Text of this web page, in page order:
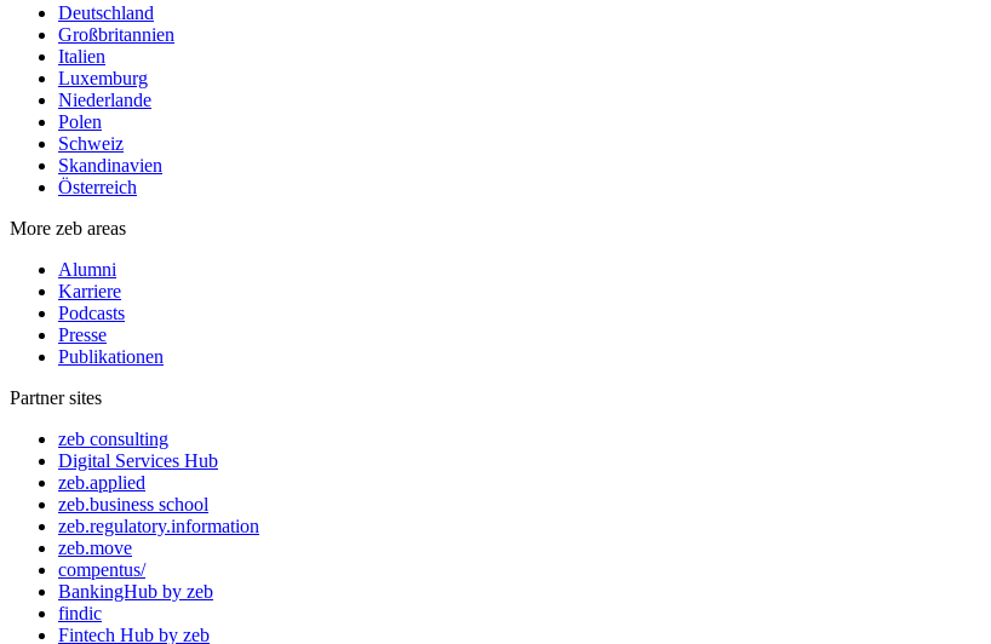
Deutschland
Großbritannien
Italien
Luxemburg
Niederlande
Polen
Schweiz
Skandinavien
Österreich
More zeb areas
Alumni
Karriere
Podcasts
Presse
Publikationen
Partner sites
zeb consulting
Digital Services Hub
zeb.applied
zeb.business school
zeb.regulatory.information
zeb.move
compentus/
BankingHub by zeb
findic
Fintech Hub by zeb